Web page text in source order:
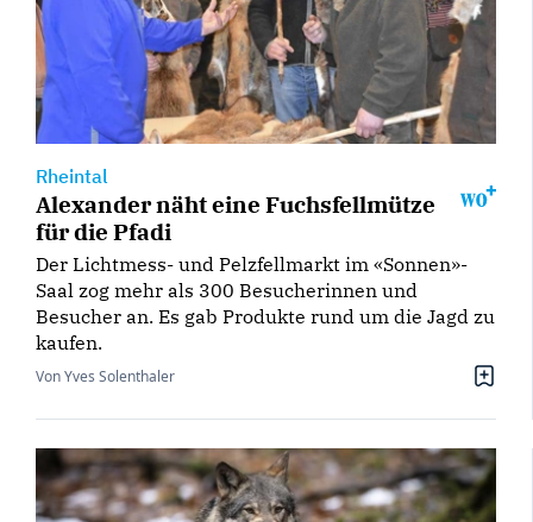
Rheintal
Alexander näht eine Fuchsfellmütze
für die Pfadi
Der Lichtmess- und Pelzfellmarkt im «Sonnen»-
Saal zog mehr als 300 Besucherinnen und
Besucher an. Es gab Produkte rund um die Jagd zu
kaufen.
Von Yves Solenthaler